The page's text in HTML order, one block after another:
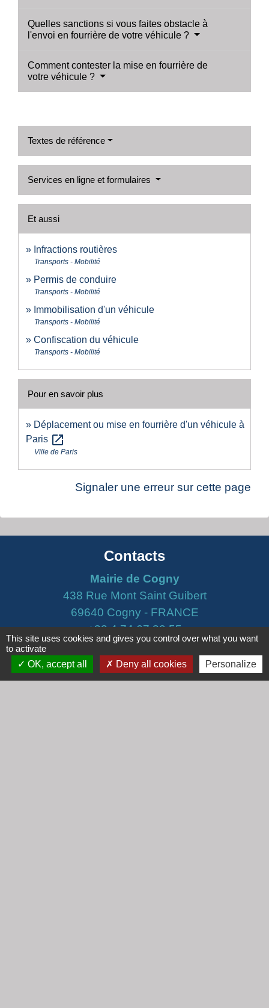
Quelles sanctions si vous faites obstacle à
l'envoi en fourrière de votre véhicule ?
Comment contester la mise en fourrière de
votre véhicule ?
Textes de référence
Services en ligne et formulaires
Et aussi
Infractions routières
Transports - Mobilité
Permis de conduire
Transports - Mobilité
Immobilisation d'un véhicule
Transports - Mobilité
Confiscation du véhicule
Transports - Mobilité
Pour en savoir plus
Déplacement ou mise en fourrière d'un véhicule à
Paris open_in_new
Ville de Paris
Signaler une erreur sur cette page
Contacts
Mairie de Cogny
438 Rue Mont Saint Guibert
69640 Cogny - FRANCE
+33 4 74 67 30 55
Horaires
This site uses cookies and gives you control over what you want
to activate
OK, accept all
Deny all cookies Personalize